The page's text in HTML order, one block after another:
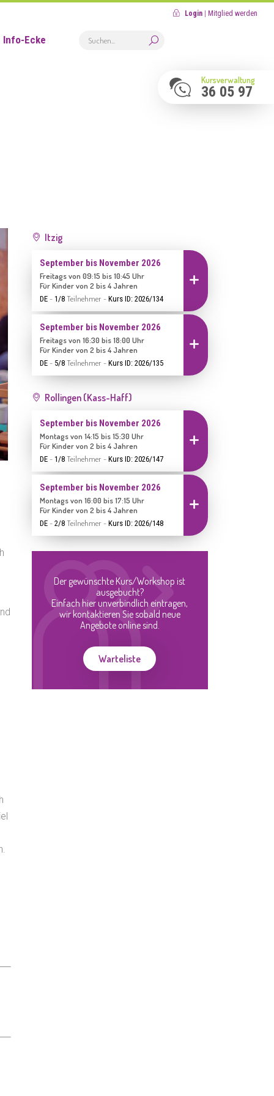
Login Mitglied werden
Info-Ecke
Kursverwaltung
36 05 97
Itzig
September bis November 2026
Freitags von 09:15 bis 10:45 Uhr
Für Kinder von 2 bis 4 Jahren
DE - 1/8 Teilnehmer- Kurs ID: 2026/134
Einschreiben
September bis November 2026
Freitags von 16:30 bis 18:00 Uhr
Für Kinder von 2 bis 4 Jahren
DE - 5/8 Teilnehmer- Kurs ID: 2026/135
Einschreiben
Rollingen (Kass-Haff)
September bis November 2026
Montags von 14:15 bis 15:30 Uhr
Für Kinder von 2 bis 4 Jahren
DE - 1/8 Teilnehmer- Kurs ID: 2026/147
Einschreiben
September bis November 2026
Montags von 16:00 bis 17:15 Uhr
Für Kinder von 2 bis 4 Jahren
DE - 2/8 Teilnehmer- Kurs ID: 2026/148
Einschreiben
Der gewünschte Kurs/Workshop ist
ausgebucht?
Einfach hier unverbindlich eintragen,
wir kontaktieren Sie sobald neue
Angebote online sind.
Warteliste